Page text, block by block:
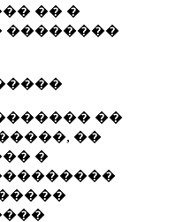
�� �
��������
��
��
�